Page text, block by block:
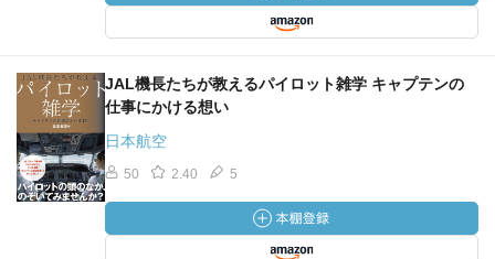
JAL機長たちが教えるパイロット雑学 キャプテンの
仕事にかける想い
日本航空
50 2.40 5